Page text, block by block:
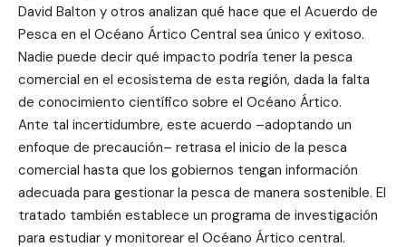
David Balton y otros analizan qué hace que el Acuerdo de
Pesca en el Océano Ártico Central sea único y exitoso.
Nadie puede decir qué impacto podría tener la pesca
comercial en el ecosistema de esta región, dada la falta
de conocimiento científico sobre el Océano Ártico.
Ante tal incertidumbre, este acuerdo –adoptando un
enfoque de precaución– retrasa el inicio de la pesca
comercial hasta que los gobiernos tengan información
adecuada para gestionar la pesca de manera sostenible. El
tratado también establece un programa de investigación
para estudiar y monitorear el Océano Ártico central.